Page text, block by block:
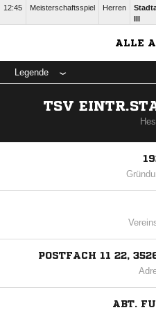
12:45 Meisterschaftsspiel Herren
ALLE
Legende
TSV
POSTFACH 11 22,
ABT.